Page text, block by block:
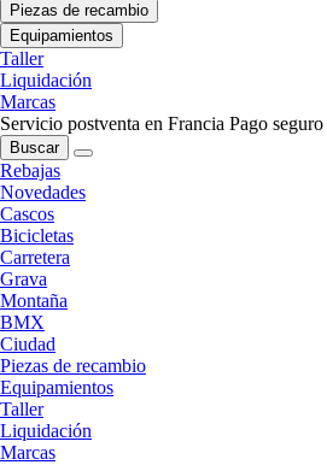
Piezas de recambio
Equipamientos
Taller
Liquidación
Marcas
Servicio postventa en Francia Pago seguro
Buscar
Rebajas
Novedades
Cascos
Bicicletas
Carretera
Grava
Montaña
BMX
Ciudad
Piezas de recambio
Equipamientos
Taller
Liquidación
Marcas